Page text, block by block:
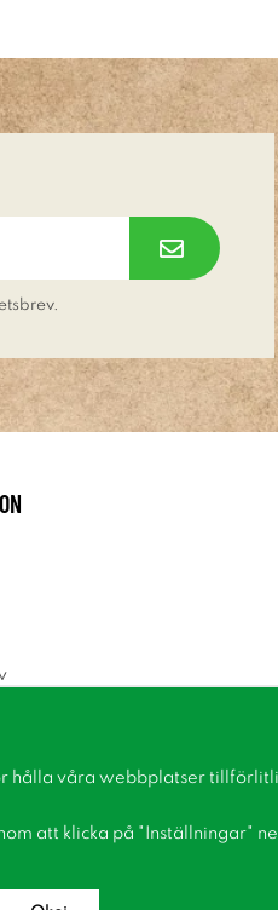
hålla våra webbplatser
att klicka på "Inställningar"